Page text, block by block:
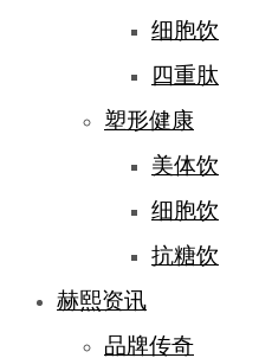
细胞饮
四重肽
塑形健康
美体饮
细胞饮
抗糖饮
赫熙资讯
品牌传奇